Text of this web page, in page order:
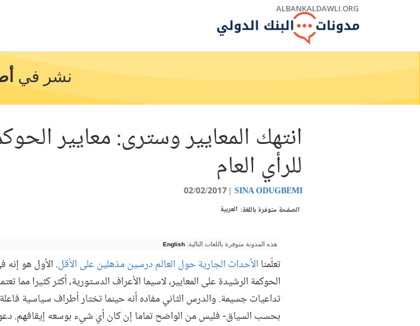
ALBANKALDAWLI.ORG
نشر في
انتهك المعايير وسترى: معايير
للرأي العام
SINA ODUGBEMI
02/02/2017
الصفحة متوفرة باللغة: العربية
هذه المدونة متوفرة باللغات التالية:English
تعلّمنا الأحداث الجارية حول العالم درسين مذهلين على الأقل. الأول هو إنه
الحوكمة الرشيدة على المعايير، لاسيما الأعراف الدستورية، أكثر كثيرا مما
تداعيات جسيمة. والدرس الثاني مفاده أنه حينما تختار أطراف سياسية
بحسب السياق- فليس من الواضح تماما إن كان أي شيء بوسعه إيقافهم.